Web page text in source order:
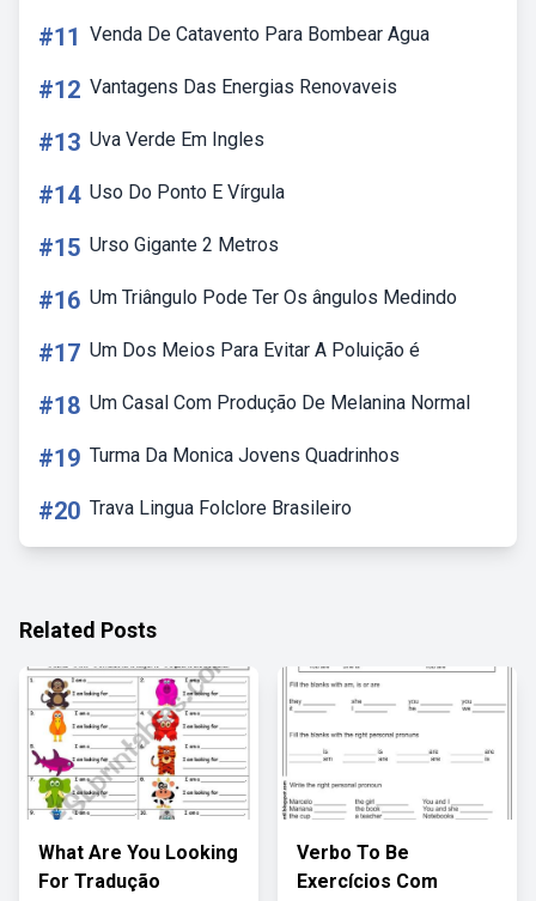
#11 Venda De Catavento Para Bombear Agua
#12 Vantagens Das Energias Renovaveis
#13 Uva Verde Em Ingles
#14 Uso Do Ponto E Vírgula
#15 Urso Gigante 2 Metros
#16 Um Triângulo Pode Ter Os ângulos Medindo
#17 Um Dos Meios Para Evitar A Poluição é
#18 Um Casal Com Produção De Melanina Normal
#19 Turma Da Monica Jovens Quadrinhos
#20 Trava Lingua Folclore Brasileiro
Related Posts
What Are You Looking
For Tradução
Verbo To Be
Exercícios Com